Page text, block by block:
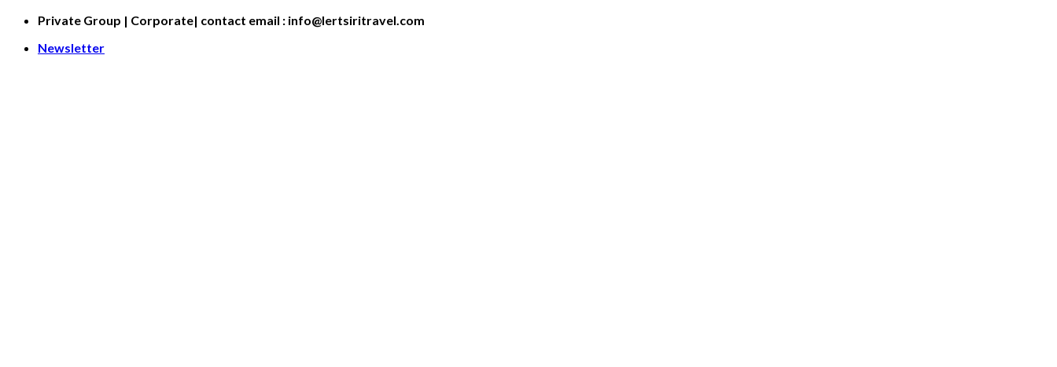
Skip
content
Private Group | Corporate| contact email : info@lertsiritravel.com
Newsletter